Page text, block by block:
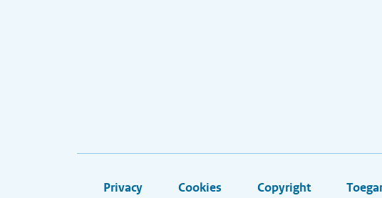
Privacy Cookies Copyright